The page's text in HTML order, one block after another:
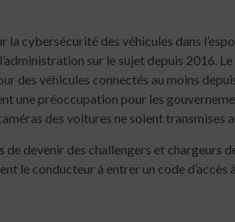
cybersécurité des véhicules dans
sur le sujet depuis 2016.
des véhicules connectés au moins
une préoccupation pour les
des voitures ne soient transmises
devenir des challengers et chargeurs
le conducteur à entrer un code